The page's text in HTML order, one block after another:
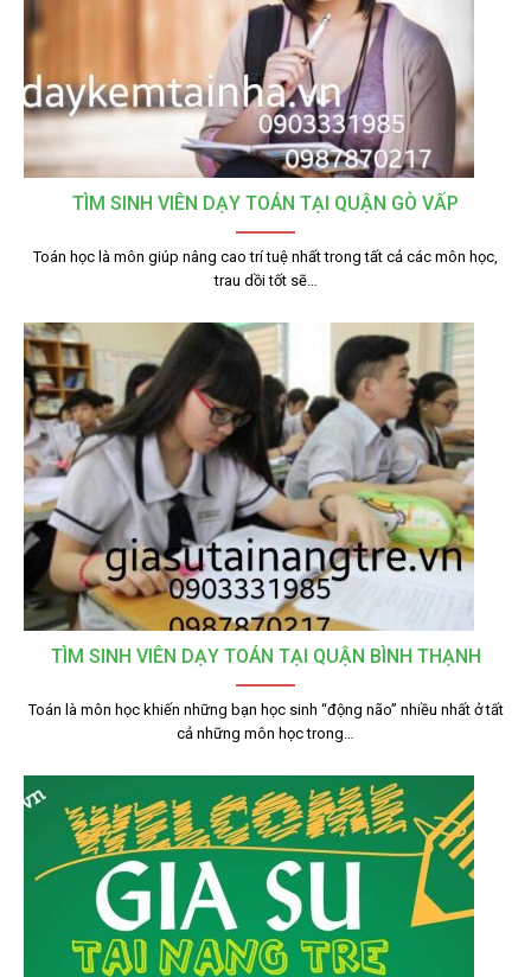
TÌM SINH VIÊN DẠY TOÁN TẠI QUẬN GÒ VẤP
Toán học là môn giúp nâng cao trí tuệ nhất trong tất cả các môn học,
trau dồi tốt sẽ…
TÌM SINH VIÊN DẠY TOÁN TẠI QUẬN BÌNH THẠNH
Toán là môn học khiến những bạn học sinh “động não” nhiều nhất ở tất
cả những môn học trong…